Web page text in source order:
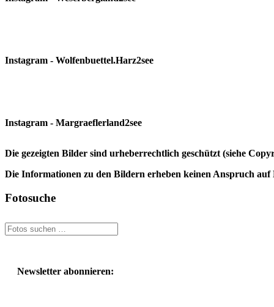
Instagram - Wolfenbuettel.Harz2see
Instagram - Margraeflerland2see
Die gezeigten Bilder sind urheberrechtlich geschützt (siehe
Die Informationen zu den Bildern erheben keinen Anspruch
Fotosuche
Newsletter abonnieren: